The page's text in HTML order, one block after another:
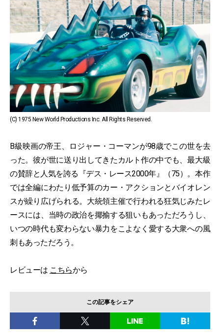
(C) 1975 New World Productions Inc. All Rights Reserved.
B級映画の帝王、ロジャー・コーマンが98歳でこの世を去
った。彼が世に送り出してきたカルト作の中でも、最大級
の賛辞と人気を誇る『デス・レース2000年』（75）。本作
では全編にわたり低予算のカー・アクションとバイオレン
スが繰り広げられる。大統領主催で行われる狂気じみたレ
ースには、当時の政治を揶揄する狙いもあっただろうし、
いつの時代も変わらない暴力をこよなく愛する大衆への風
刺もあっただろう。
レビューは こちらから
この記事をシェア